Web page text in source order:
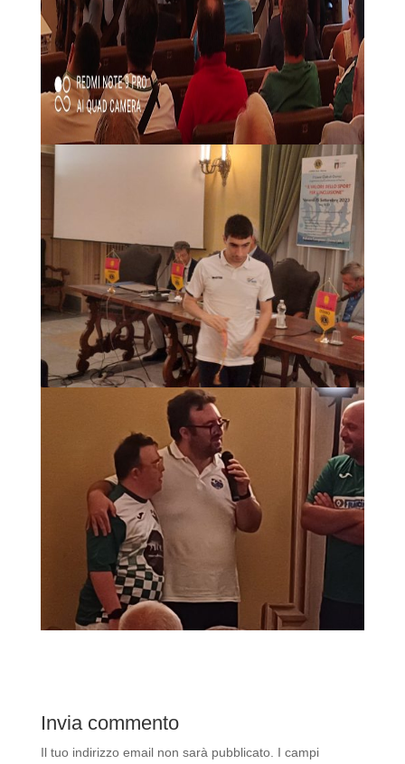
Invia commento
Il tuo indirizzo email non sarà pubblicato. I campi